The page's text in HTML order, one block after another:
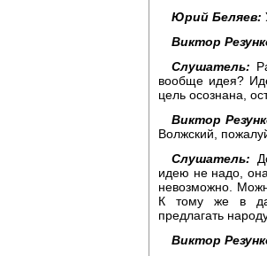
Юрий Беляев:
Виктор
Слушатель:
вообще идея?
цель осознана,
Виктор
Волжский,
Слушатель:
идею не надо,
невозможно.
К тому же в
предлагать
Виктор